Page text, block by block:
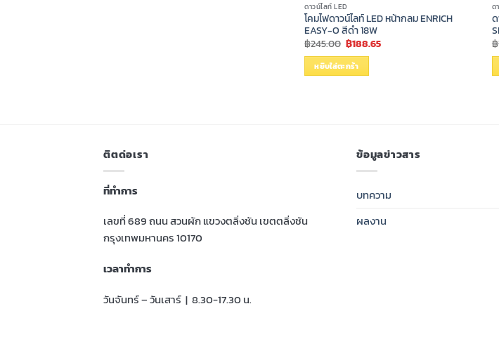
ดาวน์ไลท์ LED
โคมไฟดาวน์ไลท์ LED หน้ากลม ENRICH
EASY-O สีดำ 18W
฿245.00 Original
price
was:
฿245.00.
฿188.65Current
หยิบใส่ตะกร้า
ด
฿
ติตด่อเรา
ที่ทำการ
เลขที่ 689 ถนน สวนผัก แขวงตลิ่งชัน เขตตลิ่งชัน
กรุงเทพมหานคร 10170
เวลาทำการ
วันจันทร์ – วันเสาร์ | 8.30-17.30 น.
ข้อมูลข่าวสาร
บทความ
ผลงาน